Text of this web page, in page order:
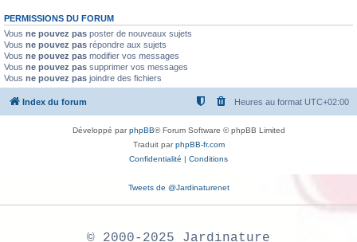
PERMISSIONS DU FORUM
Vous ne pouvez pas poster de nouveaux sujets
Vous ne pouvez pas répondre aux sujets
Vous ne pouvez pas modifier vos messages
Vous ne pouvez pas supprimer vos messages
Vous ne pouvez pas joindre des fichiers
Index du forum Heures au format UTC+02:00
Développé parphpBB® Forum Software © phpBB Limited
Traduit parphpBB-fr.com
Confidentialité | Conditions
Tweets de @Jardinaturenet
© 2000-2025 Jardinature